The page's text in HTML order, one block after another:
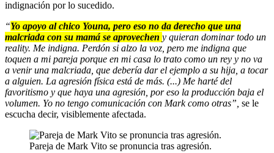
indignación por lo sucedido.
“Yo apoyo al chico Youna, pero eso no da derecho que una
malcriada con su mamá se aprovechen y quieran dominar todo un
reality. Me indigna. Perdón si alzo la voz, pero me indigna que
toquen a mi pareja porque en mi casa lo trato como un rey y no va
a venir una malcriada, que debería dar el ejemplo a su hija, a tocar
a alguien. La agresión física está de más. (...) Me harté del
favoritismo y que haya una agresión, por eso la producción baja el
volumen. Yo no tengo comunicación con Mark como otras”, se le
escucha decir, visiblemente afectada.
Pareja de Mark Vito se pronuncia tras agresión.